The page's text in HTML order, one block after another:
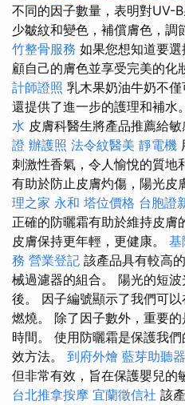
不同的因子數量，表明對UV-
少皺紋和變色，補償膚色，調
竹整骨服務 如果您想知道要
顧自己的膚色並享受完美的化
計師證照 乳木果奶油牛奶不
還提供了進一步的護理和補水
水 皮膚科醫生將產品推薦給敏
證 辦護照 法令紋醫美 靜電機
刺激性香氣，令人愉悅的質地
有助於防止皮膚灼傷，陽光皮
理之家 永和 塔位價格 台胞證
正確的防曬霜有助於維持皮膚
皮膚保持更年輕，更健康。 基
務 營業登記 該產品具有較高
械過濾器的組合。 陽光的短
後。 因子編號顯示了我們可
燃燒。 除了因子數外，重要
時間。 使用防曬霜是保護我
效方法。 到府外燴 藍芽助聽器
但非常有效，旨在保護嬰兒的
台北推拿按摩 宜蘭徵信社 該